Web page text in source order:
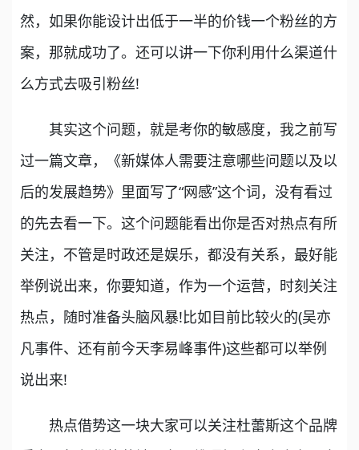
然，如果你能设计出低于一半的价钱一个粉丝的方
案，那就成功了。还可以讲一下你利用什么渠道什
么方式去吸引粉丝!
其实这个问题，就是考你的敏感度，我之前写
过一篇文章，《新媒体人需要注意哪些问题以及以
后的发展趋势》里面写了“网感”这个词，没有看过
的先去看一下。这个问题能看出你是否对热点有所
关注，不管是时政还是娱乐，都没有关系，最好能
举例说出来，你要知道，作为一个运营，时刻关注
热点，随时准备头脑风暴!比如目前比较火的(吴亦
凡事件、还有前今天李易峰事件)这些都可以举例
说出来!
热点借势这一块大家可以关注杜蕾斯这个品牌